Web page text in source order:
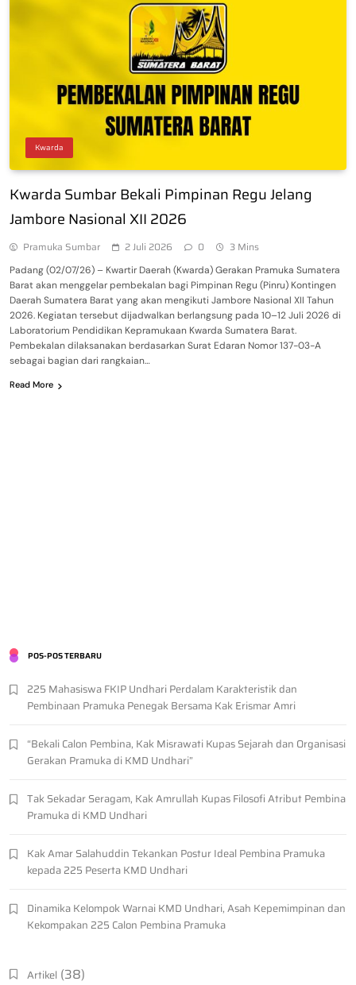
Kwarda
Kwarda Sumbar Bekali Pimpinan Regu Jelang
Jambore Nasional XII 2026
Pramuka Sumbar 2 Juli 2026 0 3 Mins
Padang (02/07/26) – Kwartir Daerah (Kwarda) Gerakan Pramuka Sumatera
Barat akan menggelar pembekalan bagi Pimpinan Regu (Pinru) Kontingen
Daerah Sumatera Barat yang akan mengikuti Jambore Nasional XII Tahun
2026. Kegiatan tersebut dijadwalkan berlangsung pada 10–12 Juli 2026 di
Laboratorium Pendidikan Kepramukaan Kwarda Sumatera Barat.
Pembekalan dilaksanakan berdasarkan Surat Edaran Nomor 137-03-A
sebagai bagian dari rangkaian…
Read More
POS-POS TERBARU
225 Mahasiswa FKIP Undhari Perdalam Karakteristik dan
Pembinaan Pramuka Penegak Bersama Kak Erismar Amri
“Bekali Calon Pembina, Kak Misrawati Kupas Sejarah dan Organisasi
Gerakan Pramuka di KMD Undhari”
Tak Sekadar Seragam, Kak Amrullah Kupas Filosofi Atribut Pembina
Pramuka di KMD Undhari
Kak Amar Salahuddin Tekankan Postur Ideal Pembina Pramuka
kepada 225 Peserta KMD Undhari
Dinamika Kelompok Warnai KMD Undhari, Asah Kepemimpinan dan
Kekompakan 225 Calon Pembina Pramuka
Artikel (38)